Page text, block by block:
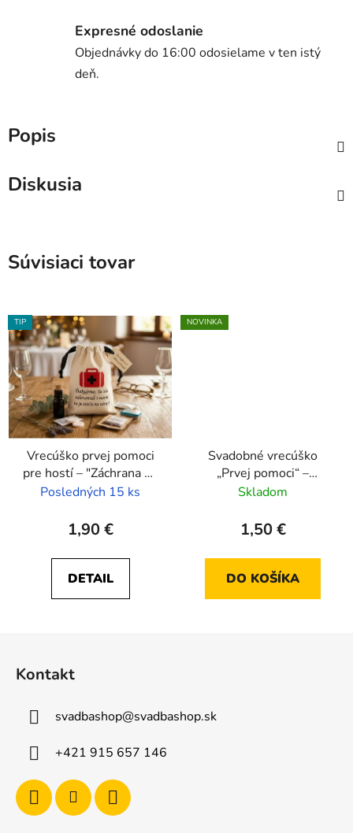
Expresné odoslanie
Objednávky do 16:00 odosielame v ten istý
deň.
Popis
Diskusia
Súvisiaci tovar
TIP
Vrecúško prvej pomoci
pre hostí – "Záchrana na
ráno po svadbe"
Posledných 15 ks
1,90 €
DETAIL
NOVINKA
Svadobné vrecúško
„Prvej pomoci“ –
Záchrana na svadobné
Skladom
1,50 €
DO KOŠÍKA
Kontakt
svadbashop@svadbashop.sk
+421 915 657 146